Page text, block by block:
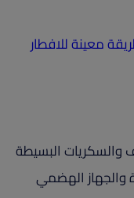
معينة للافطار
والسكريات البسيطة
والجهاز الهضمي